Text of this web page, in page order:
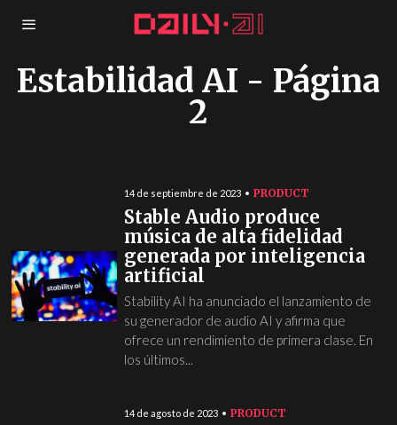
Estabilidad AI - Página
2
14 de septiembre de 2023 PRODUCT
Stable Audio produce
música de alta fidelidad
generada por inteligencia
artificial
Stability AI ha anunciado el lanzamiento de
su generador de audio AI y afirma que
ofrece un rendimiento de primera clase. En
los últimos...
14 de agosto de 2023 PRODUCT